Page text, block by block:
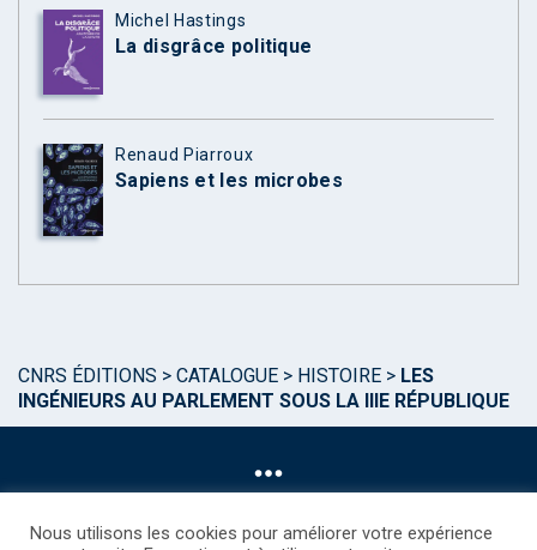
Michel Hastings
La disgrâce politique
Renaud Piarroux
Sapiens et les microbes
CNRS ÉDITIONS > CATALOGUE > HISTOIRE > LES
INGÉNIEURS AU PARLEMENT SOUS LA IIIE RÉPUBLIQUE
Nous utilisons les cookies pour améliorer votre expérience